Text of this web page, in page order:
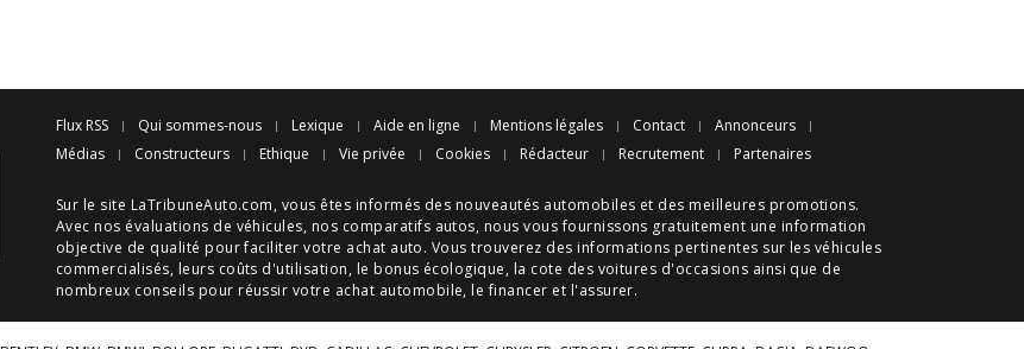
Flux RSS Qui sommes-nous Lexique Aide en ligne Mentions légales Contact
Annonceurs
Médias
Constructeurs Ethique Vie privée Cookies Rédacteur Recrutement Partenaires
Sur le site LaTribuneAuto.com, vous êtes informés des nouveautés automobiles et des meilleures promotions.
Avec nos évaluations de véhicules, nos comparatifs autos, nous vous fournissons gratuitement une information
objective de qualité pour faciliter votre achat auto. Vous trouverez des informations pertinentes sur les véhicules
commercialisés, leurs coûts d'utilisation, le bonus écologique, la cote des voitures d'occasions ainsi que de
nombreux conseils pour réussir votre achat automobile, le financer et l'assurer.